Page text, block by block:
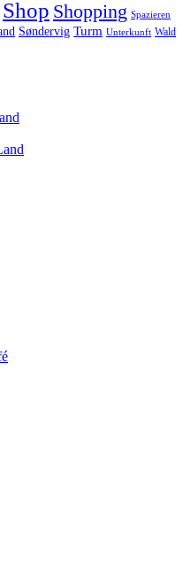
Shop Shopping Spazieren
Søndervig Turm Unterkunft Wald